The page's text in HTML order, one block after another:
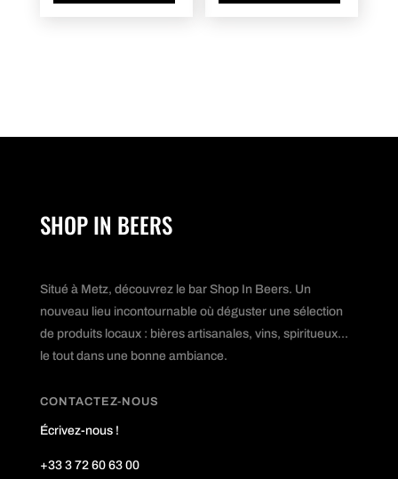
SHOP IN BEERS
Situé à Metz, découvrez le bar Shop In Beers. Un
nouveau lieu incontournable où déguster une sélection
de produits locaux : bières artisanales, vins, spiritueux...
le tout dans une bonne ambiance.
CONTACTEZ-NOUS
Écrivez-nous !
+33 3 72 60 63 00